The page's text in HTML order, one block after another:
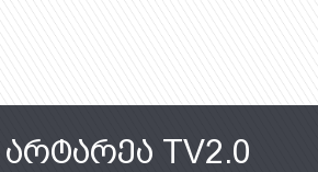
არტარეა TV2.0